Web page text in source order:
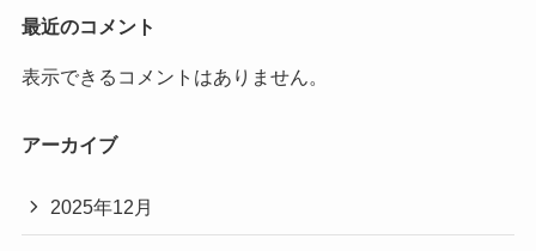
最近のコメント
表示できるコメントはありません。
アーカイブ
2025年12月